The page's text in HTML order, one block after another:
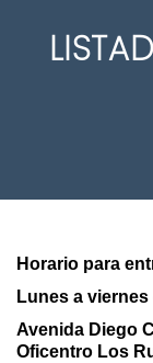
Horario para
Lunes a
Avenida Diego
Oficentro Los